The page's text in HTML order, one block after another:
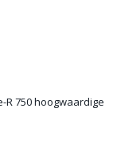
750 hoogwaardige